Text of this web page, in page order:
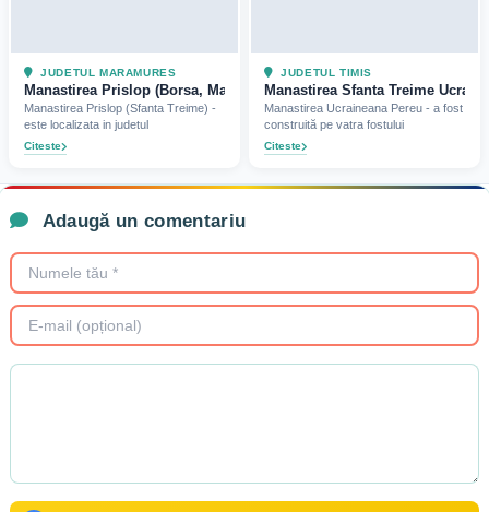
JUDETUL MARAMURES
Manastirea Prislop (Borsa, Maramures) (2021)
Manastirea Prislop (Sfanta Treime) -
este localizata in judetul
Citeste
JUDETUL TIMIS
Manastirea Sfanta Treime
Manastirea Ucraineana Pereu - a fost
construită pe vatra fostului
Citeste
Adaugă un comentariu